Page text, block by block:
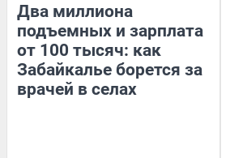
Два миллиона
подъемных и зарплата
от 100 тысяч: как
Забайкалье борется за
врачей в селах